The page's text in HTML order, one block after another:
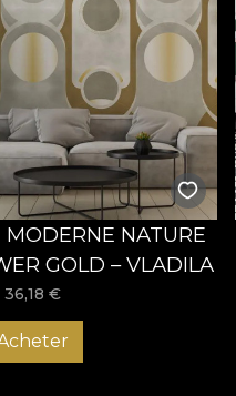
MODERNE NATURE
GOLD – VLADILA
36,18 €